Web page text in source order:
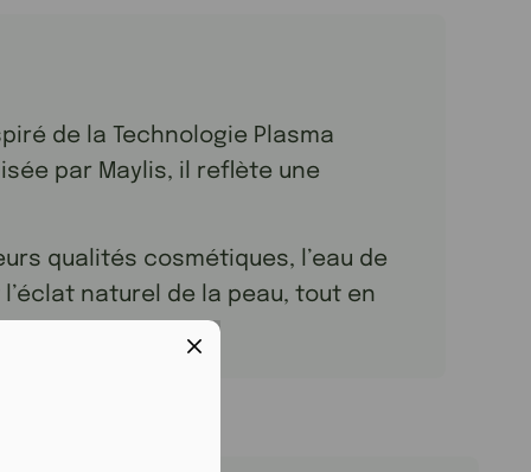
de la Technologie Plasma
par Maylis, il reflète une
qualités cosmétiques, l’eau de
naturel de la peau, tout en